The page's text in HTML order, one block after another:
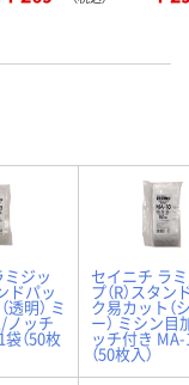
ジッ
ドパッ
透明） ミ
ノッチ
（50枚
セイニチ ラ
プ（R）スタン
ク易カット（
ー） ミシン目
ッチ付き
（50枚入）